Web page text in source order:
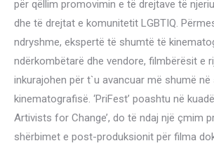
për qëllim promovimin e të drejtave të
dhe të drejtat e komunitetit LGBTIQ.
ndryshme, ekspertë të shumtë të
ndërkombëtarë dhe vendore, filmbërësit e
inkurajohen për t`u avancuar më shumë në
kinematografisë. ‘PriFest’ poashtu në
Artivists for Change’, do të ndaj një çmim
shërbimet e post-produksionit për filma